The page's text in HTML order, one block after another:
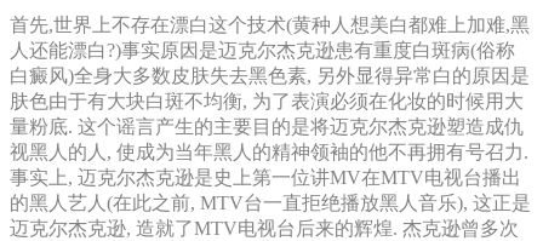
首先,世界上不存在漂白这个技术(黄种人想美白都难上加难,黑
人还能漂白?)事实原因是迈克尔杰克逊患有重度白斑病(俗称
白癜风)全身大多数皮肤失去黑色素, 另外显得异常白的原因是
肤色由于有大块白斑不均衡, 为了表演必须在化妆的时候用大
量粉底. 这个谣言产生的主要目的是将迈克尔杰克逊塑造成仇
视黑人的人, 使成为当年黑人的精神领袖的他不再拥有号召力.
事实上, 迈克尔杰克逊是史上第一位讲MV在MTV电视台播出
的黑人艺人(在此之前, MTV台一直拒绝播放黑人音乐), 这正是
迈克尔杰克逊, 造就了MTV电视台后来的辉煌. 杰克逊曾多次